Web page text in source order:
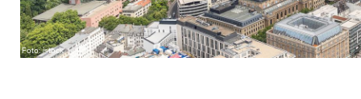
Foto: istock